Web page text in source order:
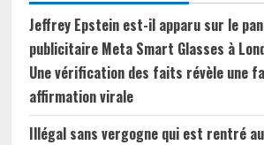
Jeffrey Epstein est-il apparu sur le
publicitaire Meta Smart Glasses à
Une vérification des faits révèle une
affirmation virale
Illégal sans vergogne qui est rentré